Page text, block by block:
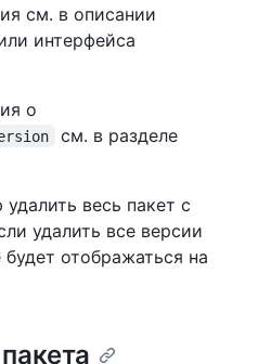
см. в описании
интерфейса
о
см. в разделе
весь пакет с
удалить все версии
отображаться на